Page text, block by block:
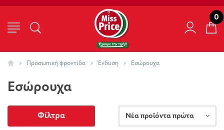
0
Προσωπική φροντίδα Ένδυση Εσώρουχα
Εσώρουχα
Φίλτρα Νέα προϊόντα πρώτα